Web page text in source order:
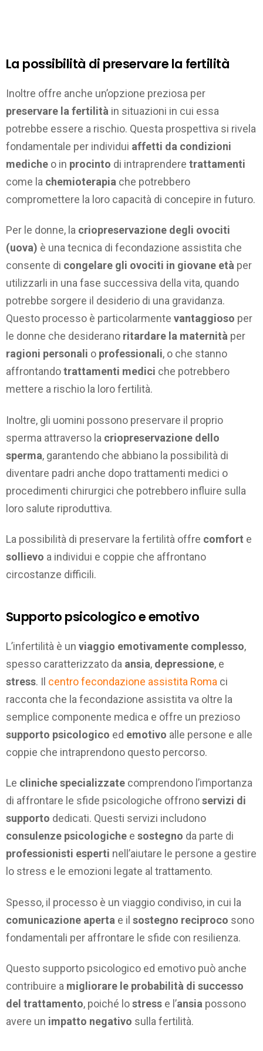
La possibilità di preservare la fertilità
Inoltre offre anche un’opzione preziosa per
preservare la fertilità in situazioni in cui essa
potrebbe essere a rischio. Questa prospettiva si rivela
fondamentale per individui affetti da condizioni
mediche o in procinto di intraprendere trattamenti
come la chemioterapia che potrebbero
compromettere la loro capacità di concepire in futuro.
Per le donne, la criopreservazione degli ovociti
(uova) è una tecnica di fecondazione assistita che
consente di congelare gli ovociti in giovane età per
utilizzarli in una fase successiva della vita, quando
potrebbe sorgere il desiderio di una gravidanza.
Questo processo è particolarmente vantaggioso per
le donne che desiderano ritardare la maternità per
ragioni personali o professionali, o che stanno
affrontandotrattamenti medici che potrebbero
mettere a rischio la loro fertilità.
Inoltre, gli uomini possono preservare il proprio
sperma attraverso la criopreservazione dello
sperma, garantendo che abbiano la possibilità di
diventare padri anche dopo trattamenti medici o
procedimenti chirurgici che potrebbero influire sulla
loro salute riproduttiva.
La possibilità di preservare la fertilità offre comfort e
sollievo a individui e coppie che affrontano
circostanze difficili.
Supporto psicologico e emotivo
L’infertilità è un viaggio emotivamente complesso,
spesso caratterizzato da ansia, depressione, e
stress. Il centro fecondazione assistita Roma ci
racconta che la fecondazione assistita va oltre la
semplice componente medica e offre un prezioso
supporto psicologico ed emotivo alle persone e alle
coppie che intraprendono questo percorso.
Le cliniche specializzate comprendono l’importanza
di affrontare le sfide psicologiche offronoservizi di
supporto dedicati. Questi servizi includono
consulenze psicologiche e sostegno da parte di
professionisti esperti nell’aiutare le persone a gestire
lo stress e le emozioni legate al trattamento.
Spesso, il processo è un viaggio condiviso, in cui la
comunicazione aperta e il sostegno reciproco sono
fondamentali per affrontare le sfide con resilienza.
Questo supporto psicologico ed emotivo può anche
contribuire a migliorare le probabilità di successo
del trattamento, poiché lostress e l’ansia possono
avere un impatto negativo sulla fertilità.